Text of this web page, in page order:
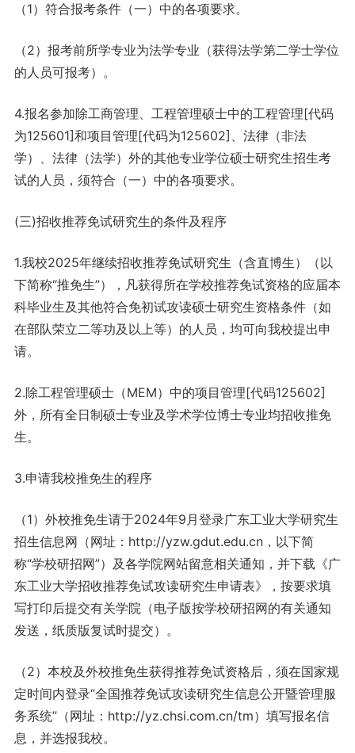
（1）符合报考条件（一）中的各项要求。
（2）报考前所学专业为法学专业（获得法学第二学士学位
的人员可报考）。
4.报名参加除工商管理、工程管理硕士中的工程管理[代码
为125601]和项目管理[代码为125602]、法律（非法
学）、法律（法学）外的其他专业学位硕士研究生招生考
试的人员，须符合（一）中的各项要求。
(三)招收推荐免试研究生的条件及程序
1.我校2025年继续招收推荐免试研究生（含直博生）（以
下简称“推免生”），凡获得所在学校推荐免试资格的应届本
科毕业生及其他符合免初试攻读硕士研究生资格条件（如
在部队荣立二等功及以上等）的人员，均可向我校提出申
请。
2.除工程管理硕士（MEM）中的项目管理[代码125602]
外，所有全日制硕士专业及学术学位博士专业均招收推免
生。
3.申请我校推免生的程序
（1）外校推免生请于2024年9月登录广东工业大学研究生
招生信息网（网址：http://yzw.gdut.edu.cn，以下简
称“学校研招网”）及各学院网站留意相关通知，并下载《广
东工业大学招收推荐免试攻读研究生申请表》，按要求填
写打印后提交有关学院（电子版按学校研招网的有关通知
发送，纸质版复试时提交）。
（2）本校及外校推免生获得推荐免试资格后，须在国家规
定时间内登录“全国推荐免试攻读研究生信息公开暨管理服
务系统”（网址：http://yz.chsi.com.cn/tm）填写报名信
息，并选报我校。